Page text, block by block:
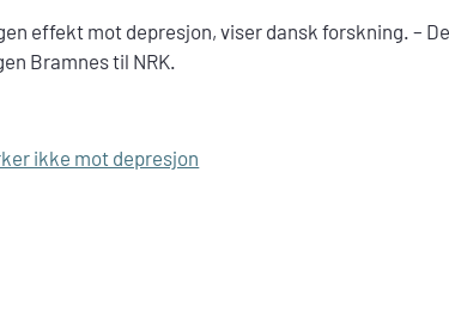
effekt mot depresjon, viser dansk forskning. –
Bramnes til NRK.
ikke mot depresjon